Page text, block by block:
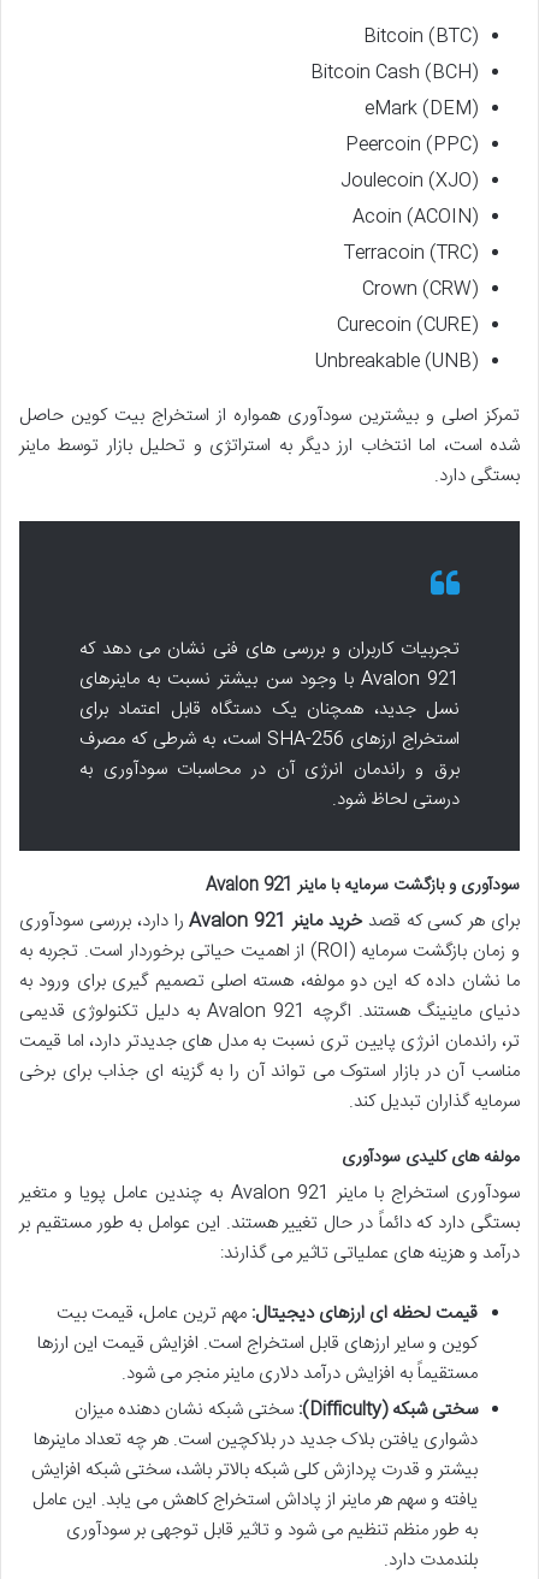
Bitcoin (BTC)
Bitcoin Cash (BCH)
eMark (DEM)
Peercoin (PPC)
Joulecoin (XJO)
Acoin (ACOIN)
Terracoin (TRC)
Crown (CRW)
Curecoin (CURE)
Unbreakable (UNB)
تمرکز اصلی و بیشترین سودآوری همواره از استخراج بیت کوین حاصل
شده است، اما انتخاب ارز دیگر به استراتژی و تحلیل بازار توسط ماینر
بستگی دارد.
تجربیات کاربران و بررسی های فنی نشان می دهد که
Avalon 921 با وجود سن بیشتر نسبت به ماینرهای
نسل جدید، همچنان یک دستگاه قابل اعتماد برای
استخراج ارزهای SHA-256 است، به شرطی که مصرف
برق و راندمان انرژی آن در محاسبات سودآوری به
درستی لحاظ شود.
سودآوری و بازگشت سرمایه با ماینر Avalon 921
برای هر کسی که قصدخرید ماینر Avalon 921
را دارد، بررسی سودآوری
و زمان بازگشت سرمایه (ROI) از اهمیت حیاتی برخوردار است. تجربه به
ما نشان داده که این دو مولفه، هسته اصلی تصمیم گیری برای ورود به
دنیای ماینینگ هستند. اگرچه Avalon 921 به دلیل تکنولوژی قدیمی
تر، راندمان انرژی پایین تری نسبت به مدل های جدیدتر دارد، اما قیمت
مناسب آن در بازار استوک می تواند آن را به گزینه ای جذاب برای برخی
سرمایه گذاران تبدیل کند.
مولفه های کلیدی سودآوری
سودآوری استخراج با ماینر Avalon 921 به چندین عامل پویا و متغیر
بستگی دارد که دائماً در حال تغییر هستند. این عوامل به طور مستقیم بر
درآمد و هزینه های عملیاتی تاثیر می گذارند:
قیمت لحظه ای ارزهای دیجیتال: مهم ترین عامل، قیمت بیت
کوین و سایر ارزهای قابل استخراج است. افزایش قیمت این ارزها
مستقیماً به افزایش درآمد دلاری ماینر منجر می شود.
سختی شبکه (Difficulty):
سختی شبکه نشان دهنده میزان
دشواری یافتن بلاک جدید در بلاکچین است. هر چه تعداد ماینرها
بیشتر و قدرت پردازش کلی شبکه بالاتر باشد، سختی شبکه افزایش
یافته و سهم هر ماینر از پاداش استخراج کاهش می یابد. این عامل
به طور منظم تنظیم می شود و تاثیر قابل توجهی بر سودآوری
بلندمدت دارد.